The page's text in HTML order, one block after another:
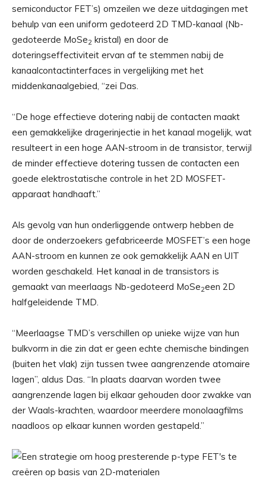
semiconductor FET’s) omzeilen we deze uitdagingen met
behulp van een uniform gedoteerd 2D TMD-kanaal (Nb-
gedoteerde MoSe2 kristal) en door de
doteringseffectiviteit ervan af te stemmen nabij de
kanaalcontactinterfaces in vergelijking met het
middenkanaalgebied, “zei Das.
“De hoge effectieve dotering nabij de contacten maakt
een gemakkelijke dragerinjectie in het kanaal mogelijk, wat
resulteert in een hoge AAN-stroom in de transistor, terwijl
de minder effectieve dotering tussen de contacten een
goede elektrostatische controle in het 2D MOSFET-
apparaat handhaaft.”
Als gevolg van hun onderliggende ontwerp hebben de
door de onderzoekers gefabriceerde MOSFET’s een hoge
AAN-stroom en kunnen ze ook gemakkelijk AAN en UIT
worden geschakeld. Het kanaal in de transistors is
gemaakt van meerlaags Nb-gedoteerd MoSe2een 2D
halfgeleidende TMD.
“Meerlaagse TMD’s verschillen op unieke wijze van hun
bulkvorm in die zin dat er geen echte chemische bindingen
(buiten het vlak) zijn tussen twee aangrenzende atomaire
lagen”, aldus Das. “In plaats daarvan worden twee
aangrenzende lagen bij elkaar gehouden door zwakke van
der Waals-krachten, waardoor meerdere monolaagfilms
naadloos op elkaar kunnen worden gestapeld.”